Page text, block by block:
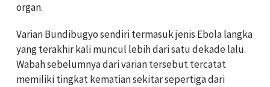
organ.
Varian Bundibugyo sendiri termasuk jenis Ebola langka
yang terakhir kali muncul lebih dari satu dekade lalu.
Wabah sebelumnya dari varian tersebut tercatat
memiliki tingkat kematian sekitar sepertiga dari